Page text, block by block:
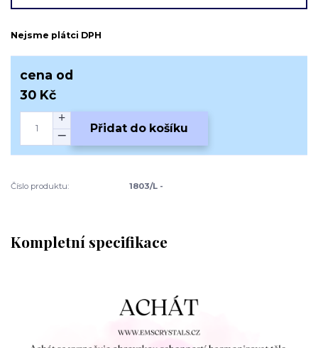
Nejsme plátci DPH
cena od
30 Kč
Přidat do košíku
Číslo produktu: 1803/L -
Kompletní specifikace